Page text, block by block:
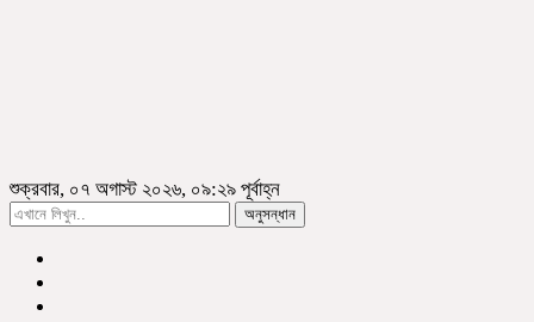
শুক্রবার, ০৭ অগাস্ট ২০২৬, ০৯:২৯ পূর্বাহ্ন
অনুসন্ধান